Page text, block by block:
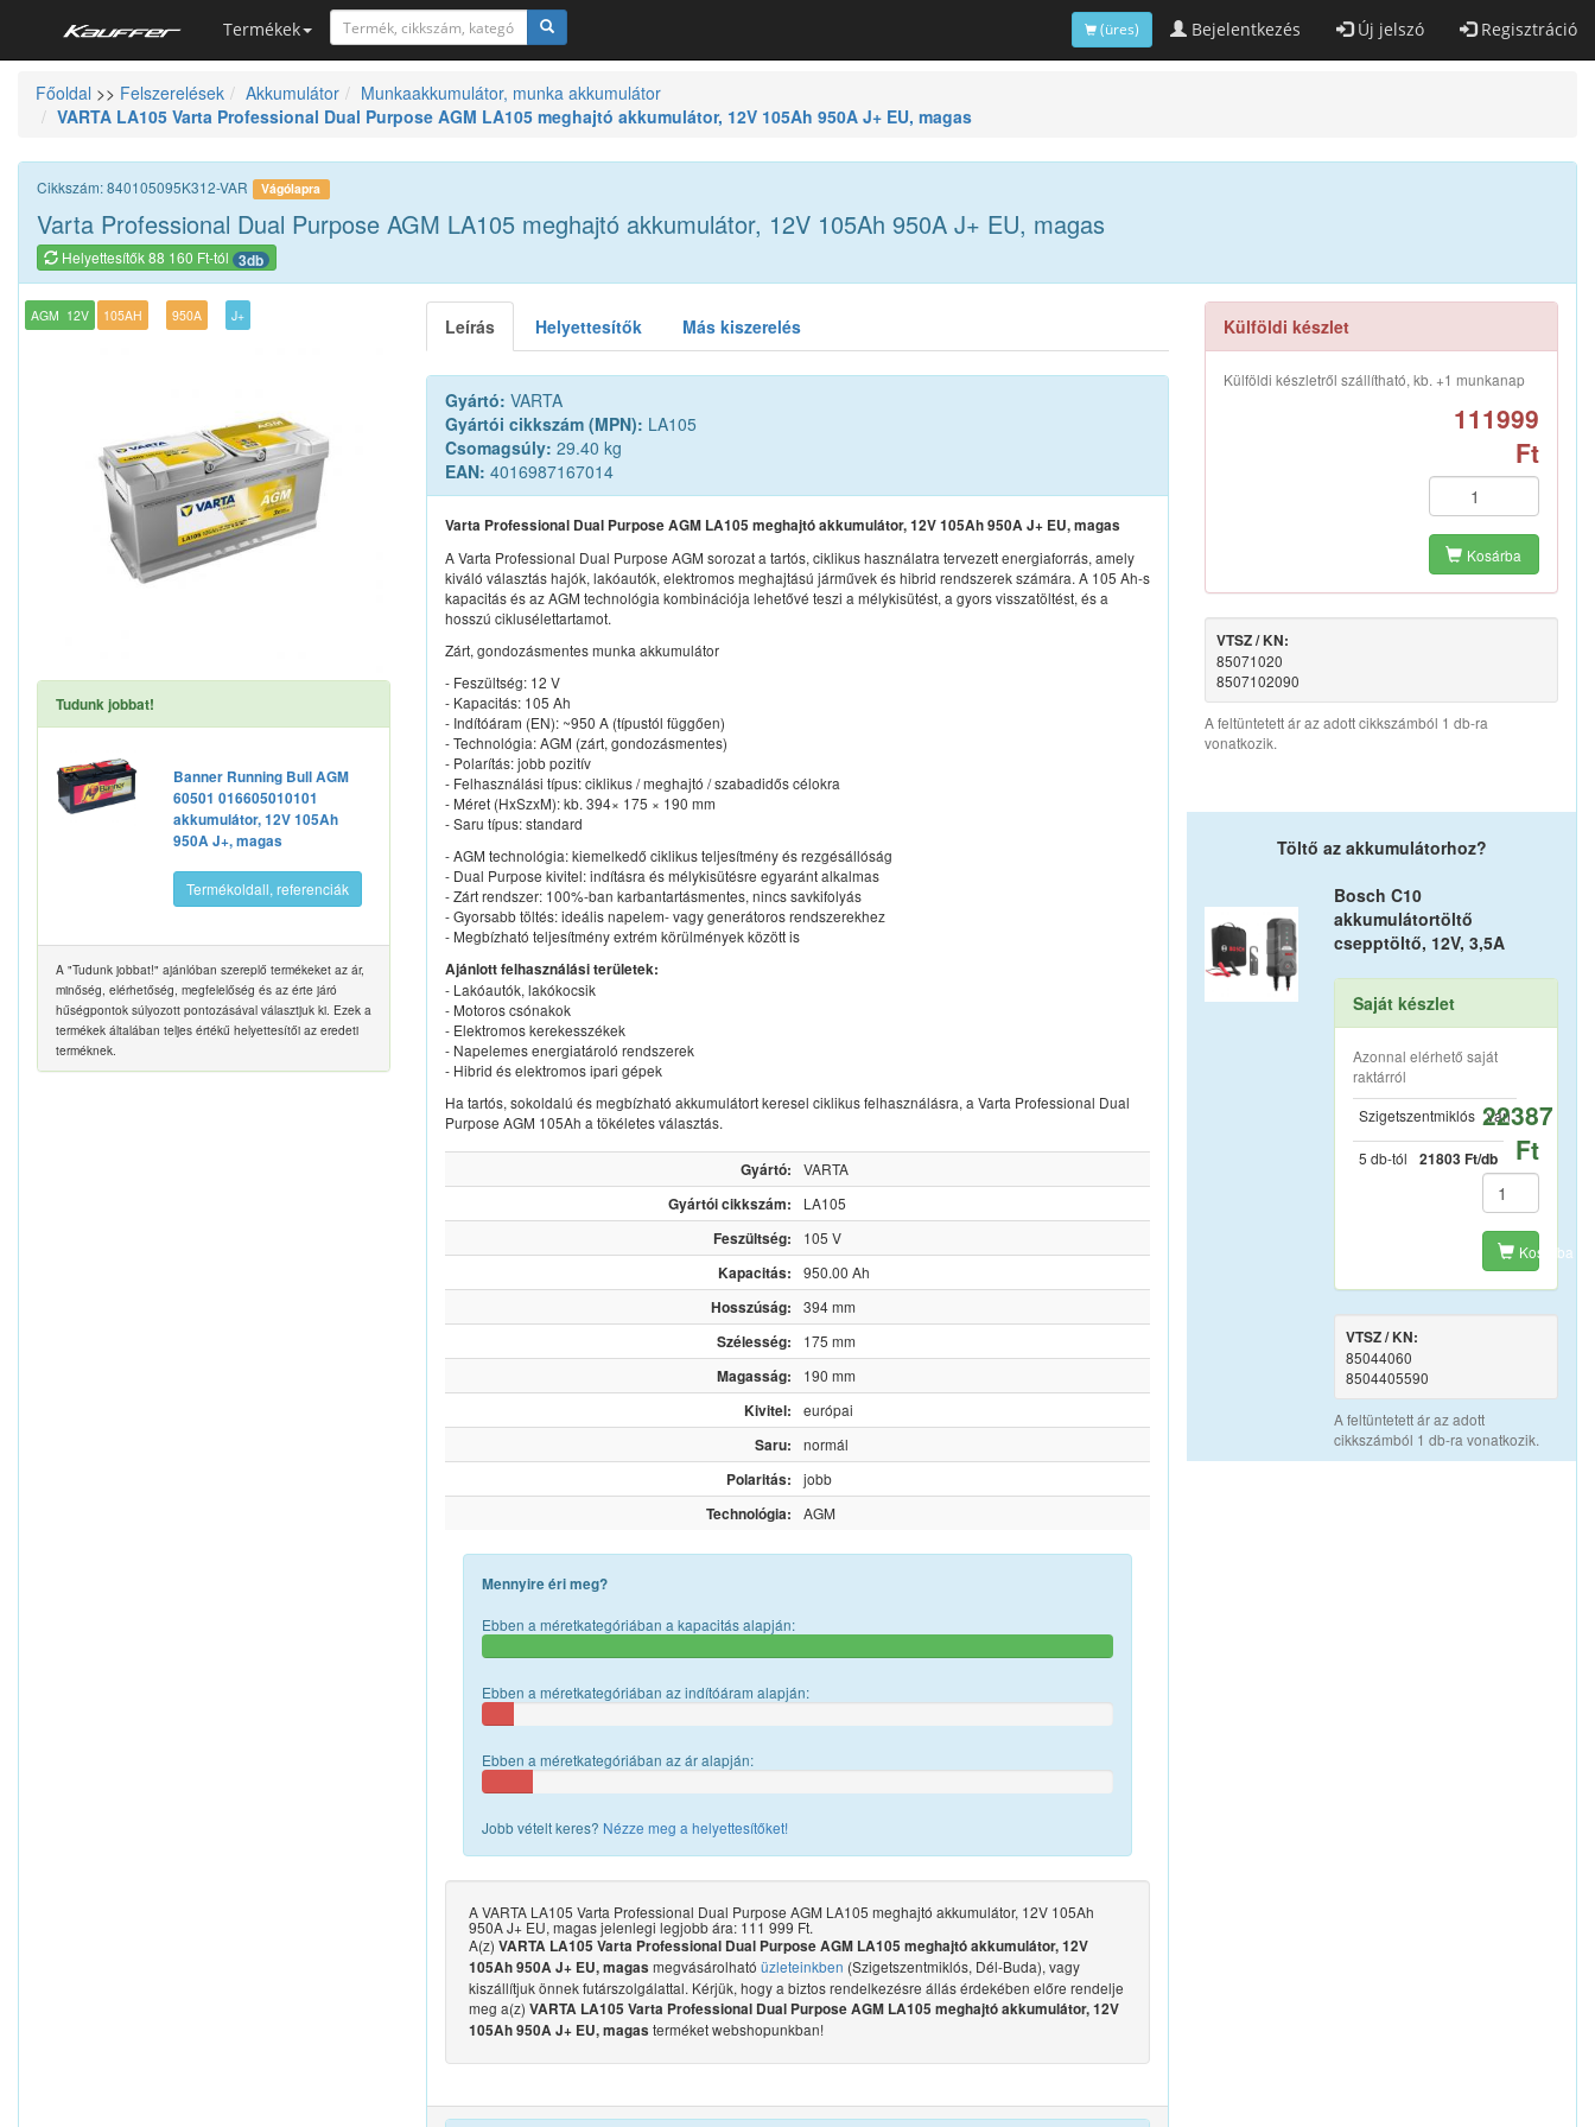
Termékek Bejelentkezés Új jelszó Regisztráció
(üres)
Szerszámkatalógus
Alkatrészek
Főoldal >> Felszerelések Akkumulátor
Munkaakkumulátor, munka akkumulátor
VARTA LA105 Varta Professional Dual Purpose AGM LA105 meghajtó akkumulátor, 12V 105Ah 950A J+ EU, magas
Cikkszám: 840105095K312-VAR Vágólapra
Varta Professional Dual Purpose AGM LA105 meghajtó akkumulátor, 12V 105Ah 950A J+ EU, magas
Helyettesítők 88 160 Ft-tól 3db
AGM 12V 105AH 950A J+
Tudunk jobbat!
Banner Running Bull AGM
60501 016605010101
akkumulátor, 12V 105Ah
950A J+, magas
Termékoldall, referenciák
A "Tudunk jobbat!" ajánlóban szereplő termékeket az ár,
minőség, elérhetőség, megfelelőség és az érte járó
hűségpontok súlyozott pontozásával választjuk ki. Ezek a
termékek általában teljes értékű helyettesítői az eredeti
terméknek.
Leírás Helyettesítők Más kiszerelés
Gyártó: VARTA
Gyártói cikkszám (MPN): LA105
Csomagsúly: 29.40 kg
EAN: 4016987167014
Varta Professional Dual Purpose AGM LA105 meghajtó akkumulátor, 12V 105Ah 950A J+ EU, magas
A Varta Professional Dual Purpose AGM sorozat a tartós, ciklikus használatra tervezett energiaforrás, amely
kiváló választás hajók, lakóautók, elektromos meghajtású járművek és hibrid rendszerek számára. A 105 Ah-s
kapacitás és az AGM technológia kombinációja lehetővé teszi a mélykisütést, a gyors visszatöltést, és a
hosszú ciklusélettartamot.
Zárt, gondozásmentes munka akkumulátor
- Feszültség: 12 V
- Kapacitás: 105 Ah
- Indítóáram (EN): ~950 A (típustól függően)
- Technológia: AGM (zárt, gondozásmentes)
- Polarítás: jobb pozitív
- Felhasználási típus: ciklikus / meghajtó / szabadidős célokra
- Méret (HxSzxM): kb. 394× 175 × 190 mm
- Saru típus: standard
- AGM technológia: kiemelkedő ciklikus teljesítmény és rezgésállóság
- Dual Purpose kivitel: indításra és mélykisütésre egyaránt alkalmas
- Zárt rendszer: 100%-ban karbantartásmentes, nincs savkifolyás
- Gyorsabb töltés: ideális napelem- vagy generátoros rendszerekhez
- Megbízható teljesítmény extrém körülmények között is
Ajánlott felhasználási területek:
- Lakóautók, lakókocsik
- Motoros csónakok
- Elektromos kerekesszékek
- Napelemes energiatároló rendszerek
- Hibrid és elektromos ipari gépek
Ha tartós, sokoldalú és megbízható akkumulátort keresel ciklikus felhasználásra, a Varta Professional Dual
Purpose AGM 105Ah a tökéletes választás.
Gyártó: VARTA
Gyártói cikkszám: LA105
Feszültség: 105 V
Kapacitás: 950.00 Ah
Hosszúság: 394 mm
Szélesség: 175 mm
Magasság: 190 mm
Kivitel: európai
Saru: normál
Polaritás: jobb
Technológia: AGM
Mennyire éri meg?
Ebben a méretkategóriában a kapacitás alapján:
Ebben a méretkategóriában az indítóáram alapján:
Ebben a méretkategóriában az ár alapján:
Jobb vételt keres? Nézze meg a helyettesítőket!
A VARTA LA105 Varta Professional Dual Purpose AGM LA105 meghajtó akkumulátor, 12V 105Ah
950A J+ EU, magas jelenlegi legjobb ára: 111 999 Ft.
A(z) VARTA LA105 Varta Professional Dual Purpose AGM LA105 meghajtó akkumulátor, 12V
105Ah 950A J+ EU, magas megvásárolható üzleteinkben (Szigetszentmiklós, Dél-Buda), vagy
kiszállítjuk önnek futárszolgálattal. Kérjük, hogy a biztos rendelkezésre állás érdekében előre rendelje
meg a(z) VARTA LA105 Varta Professional Dual Purpose AGM LA105 meghajtó akkumulátor, 12V
105Ah 950A J+ EU, magas terméket webshopunkban!
Külföldi készlet
Külföldi készletről szállítható, kb. +1 munkanap
111999
Ft
Kosárba
VTSZ / KN:
85071020
8507102090
A feltüntetett ár az adott cikkszámból 1 db-ra
vonatkozik.
Töltő az akkumulátorhoz?
Bosch C10
akkumulátortöltő
csepptöltő, 12V, 3,5A
Saját készlet
Azonnal elérhető saját
raktárról
Szigetszentmiklós
van
5 db-tól 21803 Ft/db
22387
Ft
Kosárba
VTSZ / KN:
85044060
8504405590
A feltüntetett ár az adott
cikkszámból 1 db-ra vonatkozik.